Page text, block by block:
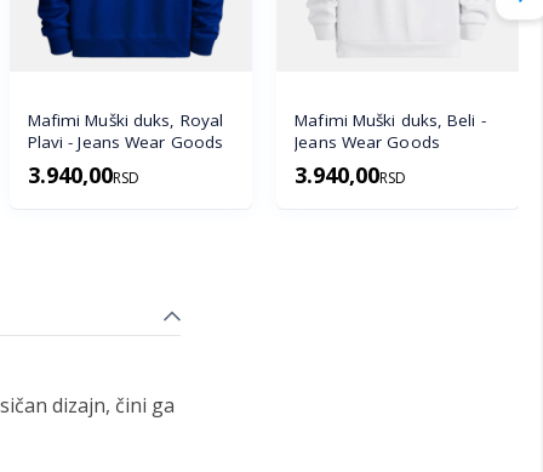
Mafimi Muški duks, Royal
Plavi - Jeans Wear Goods
3.940,00RSD
Mafimi Muški duks, Beli -
Jeans Wear Goods
3.940,00RSD
dizajn, čini ga